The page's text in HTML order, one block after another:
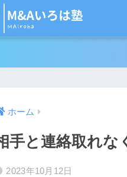
ホーム
手と連絡取れな
2023年10月12日